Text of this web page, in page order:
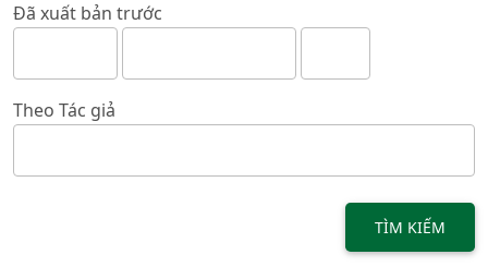
Đã xuất bản trước
Theo Tác giả
TÌM KIẾM